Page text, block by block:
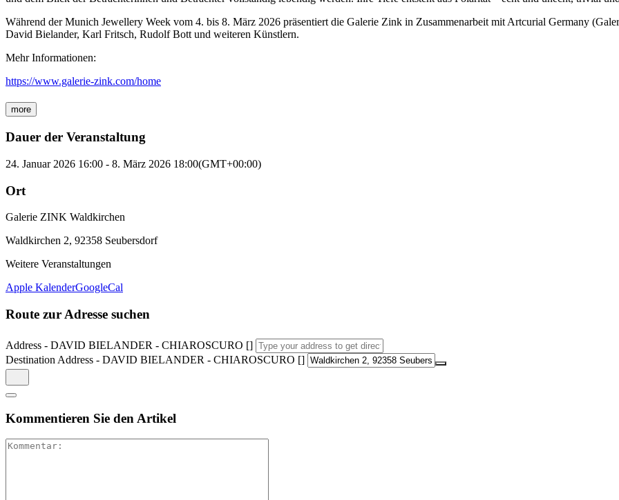
Während der Munich Jewellery Week vom 4. bis 8. März 2026 präsentiert die Galerie Zink in Zusammenarbeit mit Artcurial Germany
David Bielander, Karl Fritsch, Rudolf Bott und weiteren Künstlern.
Mehr Informationen:
https://www.galerie-zink.com/home
more
Dauer der Veranstaltung
24. Januar 2026 16:00 - 8. März 2026 18:00(GMT+00:00)
Ort
Galerie ZINK Waldkirchen
Waldkirchen 2, 92358 Seubersdorf
Weitere Veranstaltungen
Apple KalenderGoogleCal
Route zur Adresse suchen
Address - DAVID BIELANDER - CHIAROSCURO []
Destination Address - DAVID BIELANDER - CHIAROSCURO []
Kommentieren Sie den Artikel